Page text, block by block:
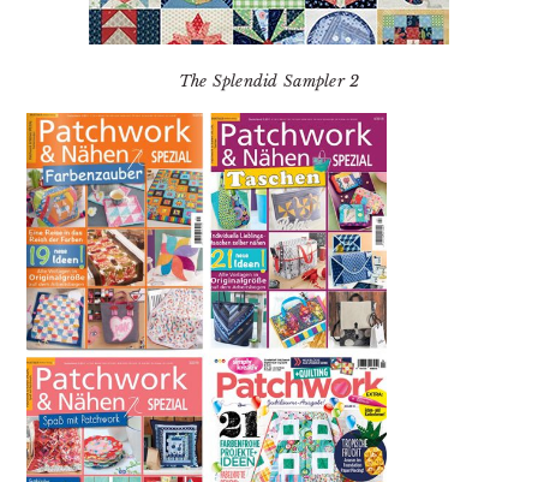
The Splendid Sampler 2